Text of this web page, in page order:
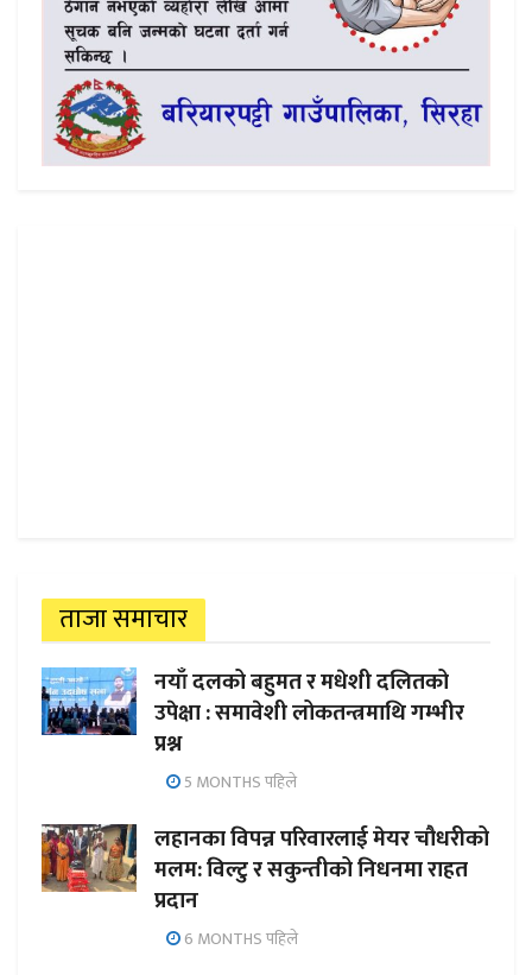
ताजा समाचार
नयाँ दलको बहुमत र मधेशी दलितको
उपेक्षा : समावेशी लोकतन्त्रमाथि गम्भीर
प्रश्न
5 MONTHS पहिले
लहानका विपन्न परिवारलाई मेयर चौधरीको
मलम: विल्टु र सकुन्तीको निधनमा राहत
प्रदान
6 MONTHS पहिले